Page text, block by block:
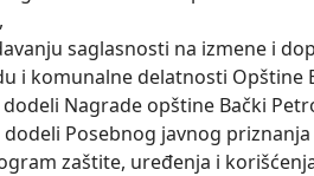
saglasnosti na izmene i
i komunalne delatnosti Opštine
Nagrade opštine Bački
Posebnog javnog
zaštite, uređenja i